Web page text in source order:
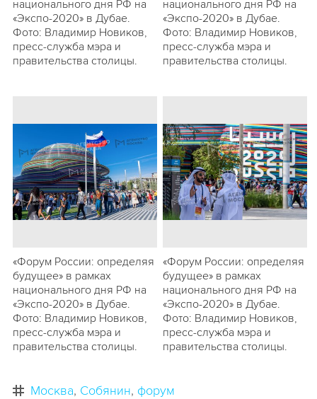
национального дня РФ на
«Экспо-2020» в Дубае.
Фото: Владимир Новиков,
пресс-служба мэра и
правительства столицы.
национального дня РФ на
«Экспо-2020» в Дубае.
Фото: Владимир Новиков,
пресс-служба мэра и
правительства столицы.
«Форум России: определяя
будущее» в рамках
национального дня РФ на
«Экспо-2020» в Дубае.
Фото: Владимир Новиков,
пресс-служба мэра и
правительства столицы.
«Форум России: определяя
будущее» в рамках
национального дня РФ на
«Экспо-2020» в Дубае.
Фото: Владимир Новиков,
пресс-служба мэра и
правительства столицы.
Москва Собянин форум